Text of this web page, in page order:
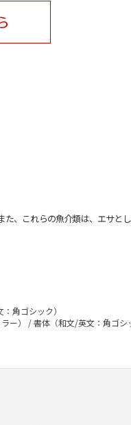
これらの魚介類は、エサと
角ゴシック）
ー） / 書体（和文/英文：角ゴシ